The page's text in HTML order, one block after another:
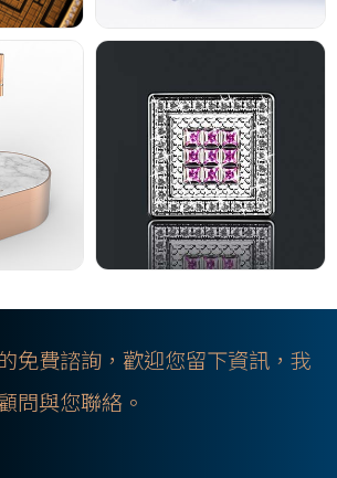
免費諮詢，歡迎您留下資訊，我
問與您聯絡。